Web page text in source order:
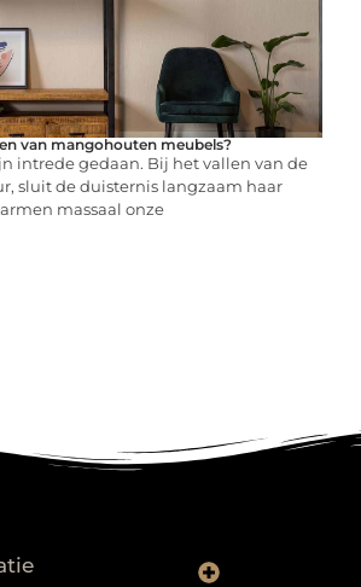
van mangohouten meubels?
intrede gedaan. Bij het vallen van de
sluit de duisternis langzaam haar
massaal onze